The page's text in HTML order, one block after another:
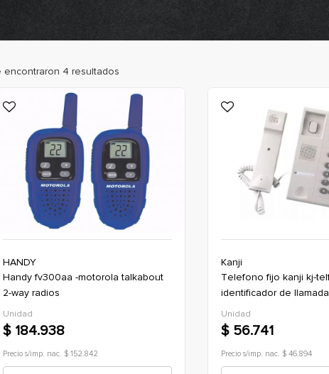
encontraron 4 resultados
HANDY
handy fv300aa -motorola talkabout
2-way radios
Unidad
$ 184.938
Precio s/imp. nac. $ 152.842
Kanji
telefono fijo kanji kj-telf001
identificador de llamada
Unidad
$ 56.741
Precio s/imp. nac. $ 46.894